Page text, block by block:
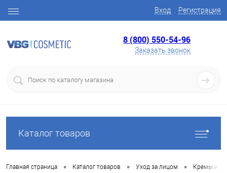
Вход Регистрация
8 (800) 550-54-96
Заказать звонок
Каталог товаров
Главная страница • Каталог товаров • Уход за лицом • Кремы и